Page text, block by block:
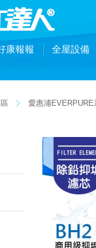
康報報 全屋設備
愛惠浦EVERPURE